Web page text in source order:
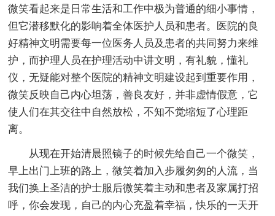
微笑看起来是日常生活和工作中极为普通的细小事情，
但它潜移默化的影响着全体医护人员和患者。医院的良
好精神文明需要每一位医务人员及患者的共同努力来维
护，而护理人员在护理活动中讲文明，有礼貌，懂礼
仪，无疑能对整个医院的精神文明建设起到重要作用，
微笑反映自己内心坦荡，善良友好，并非虚情假意，它
使人们在其交往中自然放松，不知不觉缩短了心理距
离。
从现在开始清晨照镜子的时候先给自己一个微笑，
早上出门上班的路上，微笑着加入步履匆匆的人流，当
我们换上圣洁的护士服后微笑着主动和患者及家属打招
呼，你会发现，自己的内心充盈着幸福，快乐的一天开